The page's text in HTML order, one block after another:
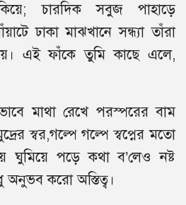
চারদিক সবুজ পাহাড়ে
ঢাকা মাঝখানে সন্ধ্যা তাঁরা
এই ফাঁকে তুমি কাছে এলে,
মাথা রেখে পরস্পরের বাম
স্বর,গল্পে গল্পে স্বপ্নের মতো
ঘুমিয়ে পড়ে কথা ব’লেও নষ্ট
অনুভব করো অস্তিত্ব।